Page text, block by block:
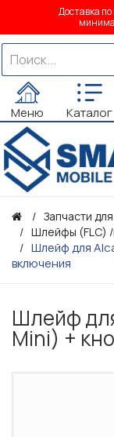
Доставка
Меню Каталог
Запчасти
Шлейфы (FLC) /
Шлейф для
включения
Шлейф
Mini) +